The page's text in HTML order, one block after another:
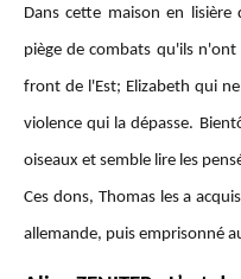
Dans cette maison en
piège de combats qu'ils
front de l'Est; Elizabeth qui
violence qui la dépasse.
oiseaux et semble lire les
Ces dons, Thomas les a
allemande, puis emprisonné